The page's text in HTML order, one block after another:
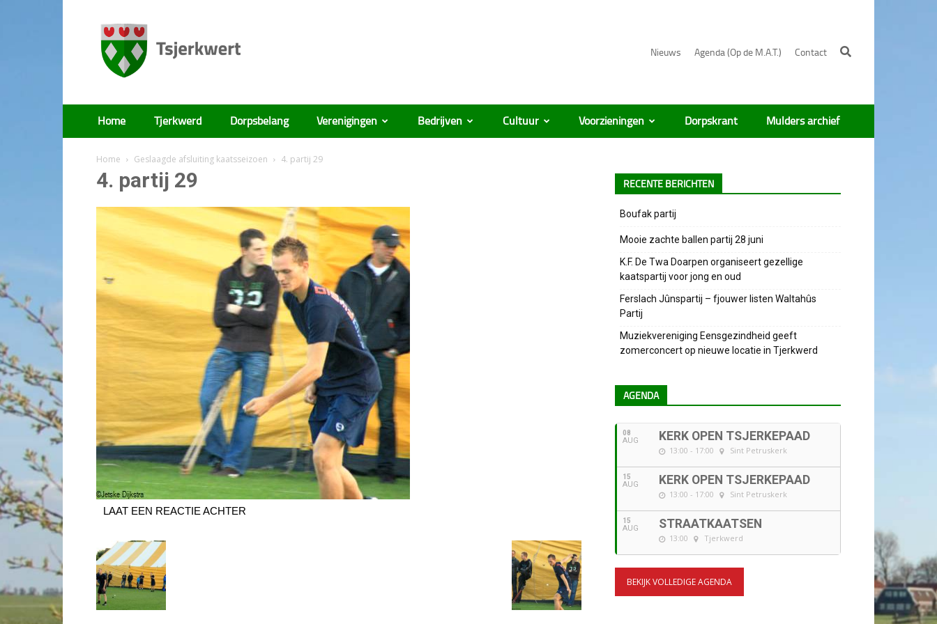
Nieuws Agenda (Op de M.A.T.) Contact
Tsjerkwert
Home Tjerkwerd Dorpsbelang Verenigingen Bedrijven Cultuur Voorzieningen Dorpskrant Mulders archief
Home Geslaagde afsluiting kaatsseizoen 4. partij 29
4. partij 29
LAAT EEN REACTIE ACHTER
RECENTE BERICHTEN
Boufak partij
Mooie zachte ballen partij 28 juni
K.F. De Twa Doarpen organiseert gezellige
kaatspartij voor jong en oud
Ferslach Jûnspartij – fjouwer listen Waltahûs
Partij
Muziekvereniging Eensgezindheid geeft
zomerconcert op nieuwe locatie in Tjerkwerd
AGENDA
08
AUG KERK OPEN TSJERKEPAAD
13:00 - 17:00 Sint Petruskerk
15
AUG KERK OPEN TSJERKEPAAD
13:00 - 17:00 Sint Petruskerk
15
AUG STRAATKAATSEN
13:00 Tjerkwerd
BEKIJK VOLLEDIGE AGENDA